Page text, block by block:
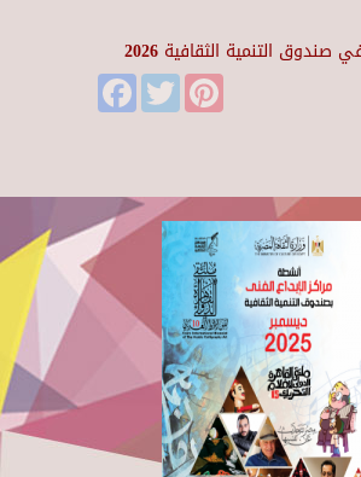
التنمية الثقافية 2026
FacebookTwitter